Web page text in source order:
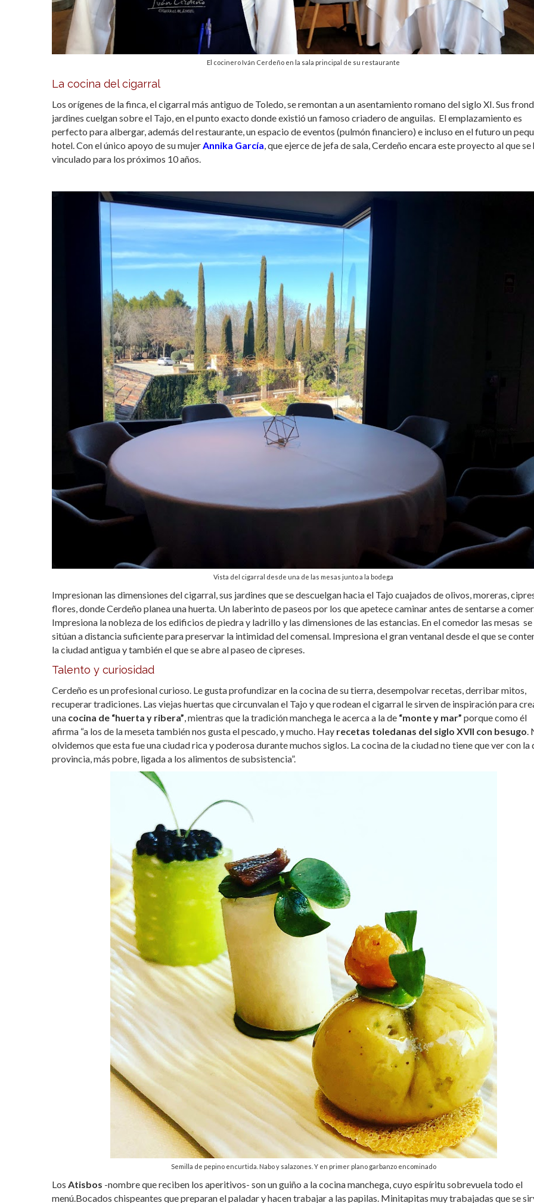
El cocinero Iván Cerdeño en la sala principal de su restaurante
La cocina del cigarral
Los orígenes de la finca, el cigarral más antiguo de Toledo, se remontan a un asentamiento romano del siglo XI. Sus
jardines cuelgan sobre el Tajo, en el punto exacto donde existió un famoso criadero de anguilas. El emplazamiento es
perfecto para albergar, además del restaurante, un espacio de eventos (pulmón financiero) e incluso en el futuro un
hotel. Con el único apoyo de su mujerAnnika García, que ejerce de jefa de sala, Cerdeño encara este proyecto al que se
vinculado para los próximos 10 años.
Vista del cigarral desde una de las mesas junto a la bodega
Impresionan las dimensiones del cigarral, sus jardines que se descuelgan hacia el Tajo cuajados de olivos, moreras,
flores, donde Cerdeño planea una huerta. Un laberinto de paseos por los que apetece caminar antes de sentarse a
Impresiona la nobleza de los edificios de piedra y ladrillo y las dimensiones de las estancias. En el comedor las mesas se
sitúan a distancia suficiente para preservar la intimidad del comensal. Impresiona el gran ventanal desde el que se
la ciudad antigua y también el que se abre al paseo de cipreses.
Talento y curiosidad
Cerdeño es un profesional curioso. Le gusta profundizar en la cocina de su tierra, desempolvar recetas, derribar mitos,
recuperar tradiciones. Las viejas huertas que circunvalan el Tajo y que rodean el cigarral le sirven de inspiración para
una cocina de “huerta y ribera”, mientras que la tradición manchega le acerca a la de “monte y mar” porque como él
afirma “a los de la meseta también nos gusta el pescado, y mucho. Hay recetas toledanas del siglo XVII con besugo.
olvidemos que esta fue una ciudad rica y poderosa durante muchos siglos. La cocina de la ciudad no tiene que ver con la
provincia, más pobre, ligada a los alimentos de subsistencia”.
Semilla de pepino encurtida. Nabo y salazones. Y en primer plano garbanzo encominado
Los Atisbos -nombre que reciben los aperitivos- son un guiño a la cocina manchega, cuyo espíritu sobrevuela todo el
menú.Bocados chispeantes que preparan el paladar y hacen trabajar a las papilas. Minitapitas muy trabajadas que se